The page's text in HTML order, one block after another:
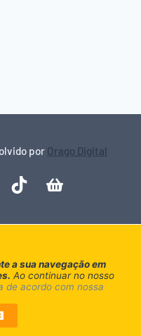
por Orago Digital
a sua navegação em
Ao continuar no nosso
de acordo com nossa